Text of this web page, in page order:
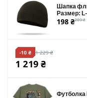
Шапка
Размер:
198 ₴209 ₴
-10 ₴ 1 229 ₴
1 219 ₴
Футболка